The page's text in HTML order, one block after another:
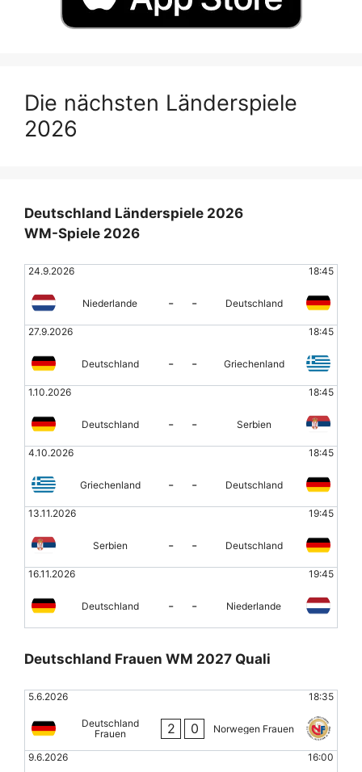
Die nächsten Länderspiele
2026
Deutschland Länderspiele 2026
WM-Spiele 2026
24.9.2026 18:45
Niederlande - - Deutschland
27.9.2026 18:45
Deutschland - - Griechenland
1.10.2026 18:45
Deutschland - - Serbien
4.10.2026 18:45
Griechenland - - Deutschland
13.11.2026 19:45
Serbien - - Deutschland
16.11.2026 19:45
Deutschland - - Niederlande
Deutschland Frauen WM 2027 Quali
5.6.2026 18:35
Deutschland
Frauen
2 0 Norwegen Frauen
9.6.2026 16:00